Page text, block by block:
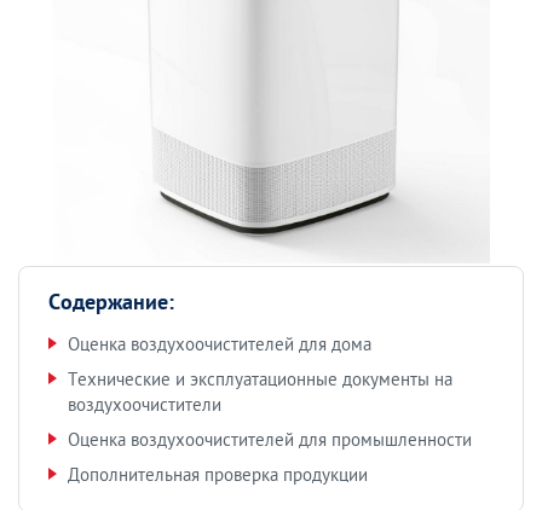
Содержание:
Оценка воздухоочистителей для дома
Технические и эксплуатационные документы на
воздухоочистители
Оценка воздухоочистителей для промышленности
Дополнительная проверка продукции